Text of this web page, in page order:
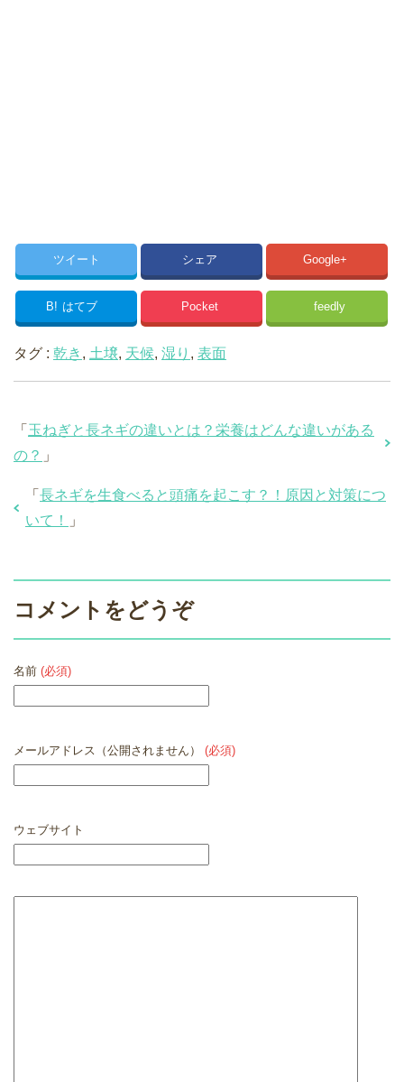
ツイート シェア Google+
B! はてブ Pocket feedly
タグ : 乾き , 土壌, 天候, 湿り , 表面
「 玉ねぎと長ネギの違いとは？栄養はどんな違いがある
の？ 」
「 長ネギを生食べると頭痛を起こす？！原因と対策につ
いて！
」
コメントをどうぞ
名前 (必須)
メールアドレス（公開されません） (必須)
ウェブサイト